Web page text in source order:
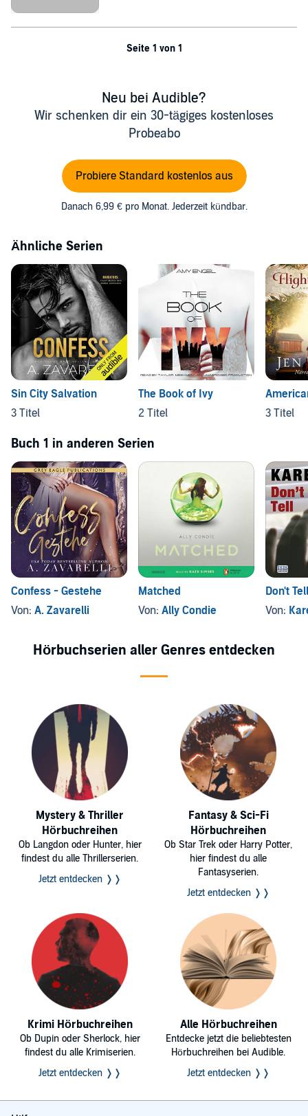
Seite 1 von 1
Neu bei Audible?
Wir schenken dir ein 30-tägiges kostenloses
Probeabo
Probiere Standard kostenlos aus
Danach 6,99 € pro Monat. Jederzeit kündbar.
Ähnliche Serien
Sin City Salvation
3 Titel
The Book of Ivy
2 Titel
3 Titel
Buch 1 in anderen Serien
Confess - Gestehe
Von: A. Zavarelli
Matched
Von: Ally Condie
Don't Tell
Von:
Hörbuchserien aller Genres entdecken
Mystery & Thriller
Hörbuchreihen
Ob Langdon oder Hunter, hier
findest du alle Thrillerserien.
Jetzt entdecken ❭❭
Fantasy & Sci-Fi
Hörbuchreihen
Ob Star Trek oder Harry Potter,
hier findest du alle
Fantasyserien.
Jetzt entdecken ❭❭
Krimi Hörbuchreihen
Ob Dupin oder Sherlock, hier
findest du alle Krimiserien.
Jetzt entdecken ❭❭
Alle Hörbuchreihen
Entdecke jetzt die beliebtesten
Hörbuchreihen bei Audible.
Jetzt entdecken ❭❭